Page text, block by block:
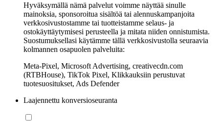
Hyväksymällä nämä palvelut voimme näyttää sinulle
mainoksia, sponsoroitua sisältöä tai alennuskampanjoita
verkkosivustostamme tai tuotteistamme selaus- ja
ostokäyttäytymisesi perusteella ja mitata niiden onnistumista.
Suostumuksellasi käytämme tällä verkkosivustolla seuraavia
kolmannen osapuolen palveluita:
Meta-Pixel, Microsoft Advertising, creativecdn.com
(RTBHouse), TikTok Pixel, Klikkauksiin perustuvat
tuotesuositukset, Ads Defender
Laajennettu konversioseuranta